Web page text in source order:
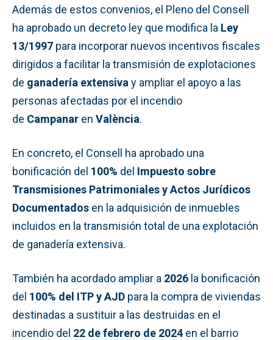
Además de estos convenios, el Pleno del Consell
ha aprobado un decreto ley que modifica la Ley
13/1997 para incorporar nuevos incentivos fiscales
dirigidos a facilitar la transmisión de explotaciones
de ganadería extensiva y ampliar el apoyo a las
personas afectadas por el incendio
de Campanar en València.
En concreto, el Consell ha aprobado una
bonificación del 100% del Impuesto sobre
Transmisiones Patrimoniales y Actos Jurídicos
Documentados en la adquisición de inmuebles
incluidos en la transmisión total de una explotación
de ganadería extensiva.
También ha acordado ampliar a 2026 la bonificación
del 100% del ITP y AJD para la compra de viviendas
destinadas a sustituir a las destruidas en el
incendio del 22 de febrero de 2024 en el barrio